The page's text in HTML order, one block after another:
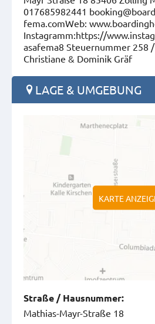
017685982441
fema.comWeb:
Instagramm:https://
asafema8 Steuernummer 258
Christiane & Dominik Gräf
LAGE & UMGEBUNG
KARTE
Straße / Hausnummer:
Mathias-Mayr-Straße 18